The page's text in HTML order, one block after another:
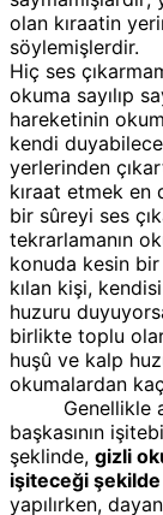
olan kıraatin
söylemişlerdir.
Hiç ses
okuma sayılıp
hareketinin
kendi
yerlerinden
kıraat etmek en
bir sûreyi ses
tekrarlamanın
konuda kesin
kılan kişi,
huzuru
birlikte toplu
huşû ve kalp
okumalardan
Genellikle
başkasının
şeklinde, gizli
işiteceği
yapılırken,